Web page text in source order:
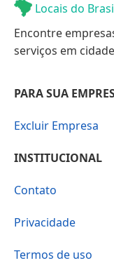
Locais do
Encontre
serviços em
PARA SUA
Excluir Empresa
INSTITUCIONAL
Contato
Privacidade
Termos de uso